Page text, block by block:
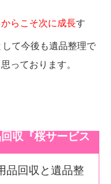
らこそ次に成長す
して今後も遺品整理で
っております。
収『桜サービス
品回収と遺品整